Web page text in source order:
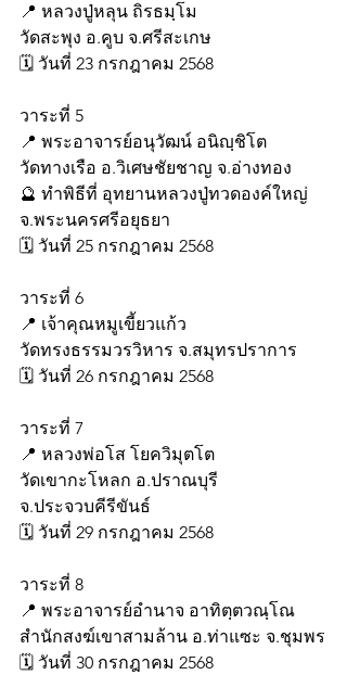
📍 หลวงปู่หลุน ถิรธมฺโม
วัดสะพุง อ.คูบ จ.ศรีสะเกษ
🗓️ วันที่ 23 กรกฎาคม 2568
วาระที่ 5
📍 พระอาจารย์อนุวัฒน์ อนิญฺชิโต
วัดทางเรือ อ.วิเศษชัยชาญ จ.อ่างทอง
🔮 ทำพิธีที่ อุทยานหลวงปู่ทวดองค์ใหญ่
จ.พระนครศรีอยุธยา
🗓️ วันที่ 25 กรกฎาคม 2568
วาระที่ 6
📍 เจ้าคุณหมูเขี้ยวแก้ว
วัดทรงธรรมวรวิหาร จ.สมุทรปราการ
🗓️ วันที่ 26 กรกฎาคม 2568
วาระที่ 7
📍 หลวงพ่อโส โยควิมุตโต
วัดเขากะโหลก อ.ปราณบุรี
จ.ประจวบคีรีขันธ์
🗓️ วันที่ 29 กรกฎาคม 2568
วาระที่ 8
📍 พระอาจารย์อำนาจ อาทิตฺตวณฺโณ
สำนักสงฆ์เขาสามล้าน อ.ท่าแซะ จ.ชุมพร
🗓️ วันที่ 30 กรกฎาคม 2568